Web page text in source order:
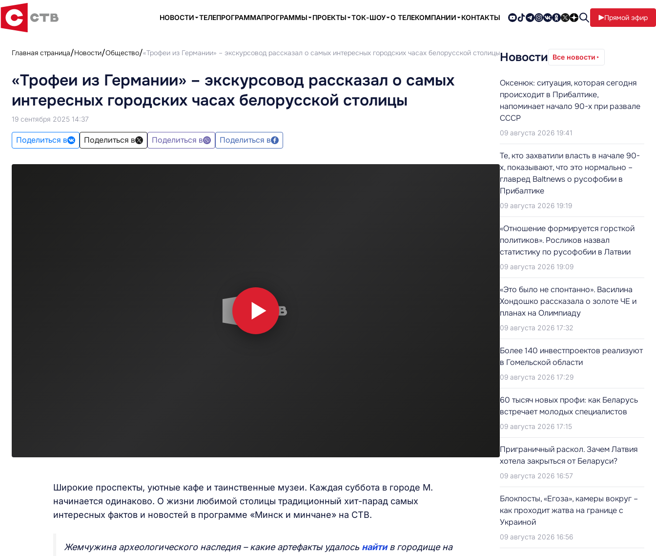
НОВОСТИ ТЕЛЕПРОГРАММАПРОГРАММЫ ПРОЕКТЫ ТОК-ШОУ О ТЕЛЕКОМПАНИИ КОНТАКТЫ Прямой эфир
Главная страница Новости Общество «Трофеи из Германии» – экскурсовод рассказал о самых интересных городских часах белорусской столицы
«Трофеи из Германии» – экскурсовод рассказал о самых
интересных городских часах белорусской столицы
19 сентября 2025 14:37
Поделиться в Поделиться в Поделиться в Поделиться в
Широкие проспекты, уютные кафе и таинственные музеи. Каждая суббота в городе М.
начинается одинаково. О жизни любимой столицы традиционный хит-парад самых
интересных фактов и новостей в программе «Минск и минчане» на СТВ.
Жемчужина археологического наследия – какие артефакты удалось найтив городище на
Новости Все новости
Оксенюк: ситуация, которая сегодня
происходит в Прибалтике,
напоминает начало 90-х при развале
СССР
09 августа 2026 19:41
Те, кто захватили власть в начале 90-
х, показывают, что это нормально –
главред Baltnews о русофобии в
Прибалтике
09 августа 2026 19:19
«Отношение формируется горсткой
политиков». Росликов назвал
статистику по русофобии в Латвии
09 августа 2026 19:09
«Это было не спонтанно». Василина
Хондошко рассказала о золоте ЧЕ и
планах на Олимпиаду
09 августа 2026 17:32
Более 140 инвестпроектов реализуют
в Гомельской области
09 августа 2026 17:29
60 тысяч новых профи: как Беларусь
встречает молодых специалистов
09 августа 2026 17:15
Приграничный раскол. Зачем Латвия
хотела закрыться от Беларуси?
09 августа 2026 16:57
Блокпосты, «Егоза», камеры вокруг –
как проходит жатва на границе с
Украиной
09 августа 2026 16:56